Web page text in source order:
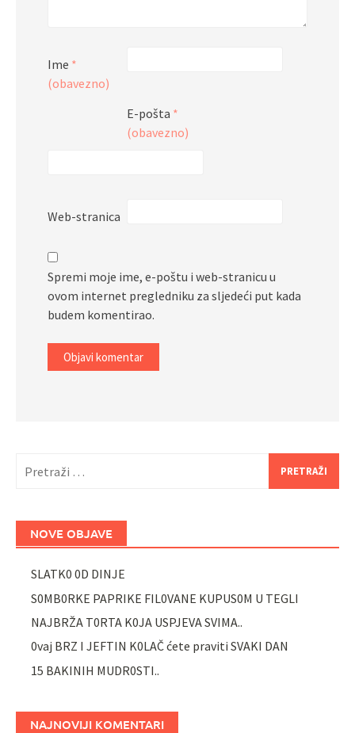
Ime *
(obavezno)
E-pošta *
(obavezno)
Web-stranica
Spremi moje ime, e-poštu i web-stranicu u
ovom internet pregledniku za sljedeći put kada
budem komentirao.
NOVE OBJAVE
SLATK0 0D DINJE
S0MB0RKE PAPRIKE FIL0VANE KUPUS0M U TEGLI
NAJBRŽA T0RTA K0JA USPJEVA SVIMA..
0vaj BRZ I JEFTIN K0LAČ ćete praviti SVAKI DAN
15 BAKINIH MUDR0STI..
NAJNOVIJI KOMENTARI